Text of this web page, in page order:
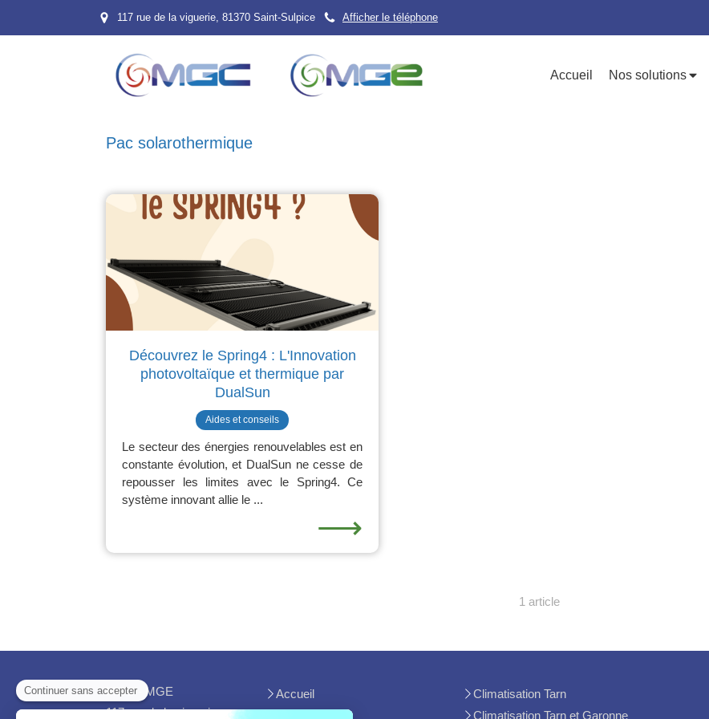
117 rue de la viguerie, 81370 Saint-Sulpice Afficher le téléphone
Accueil Nos solutions
Pac solarothermique
Découvrez le Spring4 : L'Innovation
photovoltaïque et thermique par
DualSun
Aides et conseils
Le secteur des énergies renouvelables est en
constante évolution, et DualSun ne cesse de
repousser les limites avec le Spring4. Ce
système innovant allie le ...
⟶
1 article
MGC - MGE
117 rue de la viguerie
Accueil
Climatisation Tarn
Climatisation Tarn et Garonne